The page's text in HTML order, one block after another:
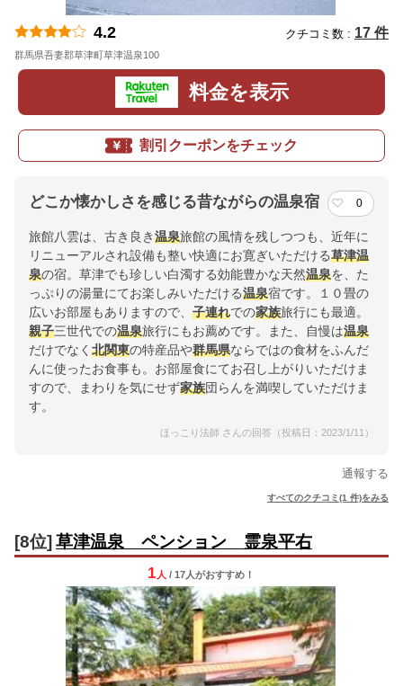
4.2 クチコミ数 : 17 件
群馬県吾妻郡草津町草津温泉100
料金を表示
割引クーポンをチェック
どこか懐かしさを感じる昔ながらの温泉宿 0
旅館八雲は、古き良き温泉旅館の風情を残しつつも、近年に
リニューアルされ設備も整い快適にお寛ぎいただける草津温
泉の宿。草津でも珍しい白濁する効能豊かな天然温泉を、た
っぷりの湯量にてお楽しみいただける温泉宿です。１０畳の
広いお部屋もありますので、 子連れでの家族旅行にも最適。
親子三世代での温泉旅行にもお薦めです。また、自慢は温泉
だけでなく 北関東の特産品や群馬県ならではの食材をふんだ
んに使ったお食事も。お部屋食にてお召し上がりいただけま
すので、まわりを気にせず家族団らんを満喫していただけま
す。
ほっこり法師 さんの回答（投稿日：2023/1/11）
通報する
すべてのクチコミ(1 件)をみる
[8位] 草津温泉 ペンション 霊泉平右
1 人 / 17人がおすすめ！